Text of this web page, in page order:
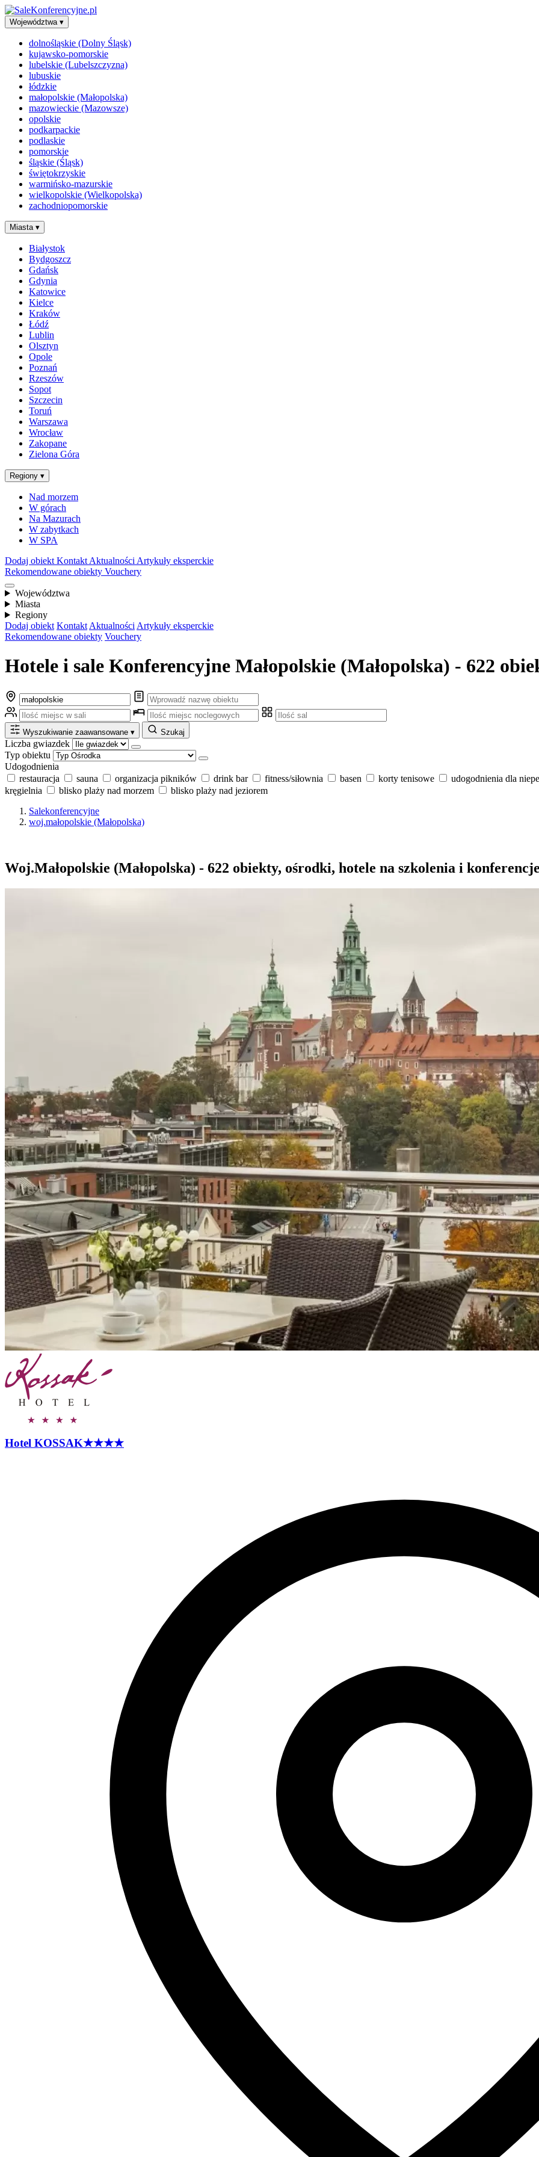
Województwa ▾
dolnośląskie (Dolny Śląsk)
kujawsko-pomorskie
lubelskie (Lubelszczyzna)
lubuskie
łódzkie
małopolskie (Małopolska)
mazowieckie (Mazowsze)
opolskie
podkarpackie
podlaskie
pomorskie
śląskie (Śląsk)
świętokrzyskie
warmińsko-mazurskie
wielkopolskie (Wielkopolska)
zachodniopomorskie
Miasta ▾
Białystok
Bydgoszcz
Gdańsk
Gdynia
Katowice
Kielce
Kraków
Łódź
Lublin
Olsztyn
Opole
Poznań
Rzeszów
Sopot
Szczecin
Toruń
Warszawa
Wrocław
Zakopane
Zielona Góra
Regiony ▾
Nad morzem
W górach
Na Mazurach
W zabytkach
W SPA
Dodaj obiekt Kontakt Aktualności Artykuły eksperckie
Rekomendowane obiekty Vouchery
Województwa
Miasta
Regiony
Dodaj obiekt Kontakt Aktualności Artykuły eksperckie
Rekomendowane obiekty Vouchery
Hotele i sale Konferencyjne Małopolskie (Małopolska) - 622
Wyszukiwanie zaawansowane ▾ Szukaj
Liczba gwiazdek
Typ obiektu
Udogodnienia
restauracja
sauna organizacja pikników drink bar fitness/siłownia basen korty tenisowe
udogodnienia dla
kręgielnia
blisko plaży nad morzem
blisko plaży nad jeziorem
Salekonferencyjne
woj.małopolskie (Małopolska)
Woj.Małopolskie (Małopolska) - 622 obiekty, ośrodki, hotele na szkolenia i
Hotel KOSSAK★★★★